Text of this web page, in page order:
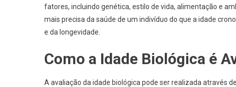
fatores, incluindo genética, estilo de vida, alimentação e
mais precisa da saúde de um indivíduo do que a idade
e da longevidade.
Como a Idade Biológica é
A avaliação da idade biológica pode ser realizada através